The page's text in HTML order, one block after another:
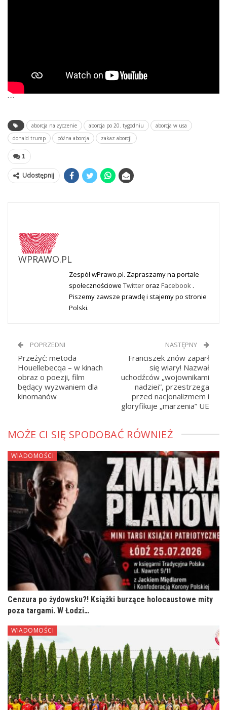
```
aborcja na życzenie aborcja po 20. tygodniu
aborcja w usa
donald trump
późna aborcja zakaz aborcji
1
Udostępnij
WPRAWO.PL
Zespół wPrawo.pl. Zapraszamy na portale
społecznościowe Twitteroraz Facebook .
Piszemy zawsze prawdę i stajemy po stronie
Polski.
POPRZEDNI
Przeżyć: metoda
Houellebecqa – w kinach
obraz o poezji, film
będący wyzwaniem dla
kinomanów
NASTĘPNY
Franciszek znów zaparł
się wiary! Nazwał
uchodźców „wojownikami
nadziei”, przestrzega
przed nacjonalizmem i
gloryfikuje „marzenia” UE
MOŻE CI SIĘ SPODOBAĆ RÓWNIEŻ
WIADOMOŚCI
Cenzura po żydowsku?! Książki burzące holocaustowe mity
poza targami. W Łodzi…
WIADOMOŚCI